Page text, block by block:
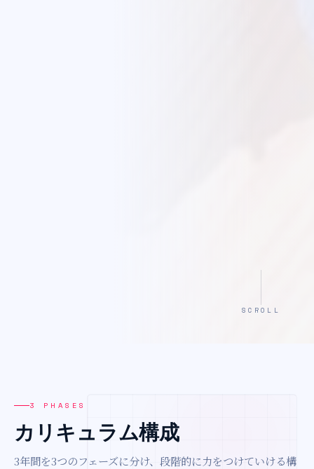
SCROLL
3 PHASES
カリキュラム構成
3年間を3つのフェーズに分け、段階的に力をつけていける構